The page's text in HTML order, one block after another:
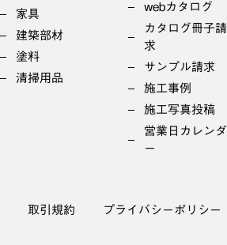
家具
建築部材
塗料
清掃用品
webカタログ
カタログ冊子請
求
サンプル請求
施工事例
施工写真投稿
営業日カレンダ
ー
取引規約 プライバシーポリシー